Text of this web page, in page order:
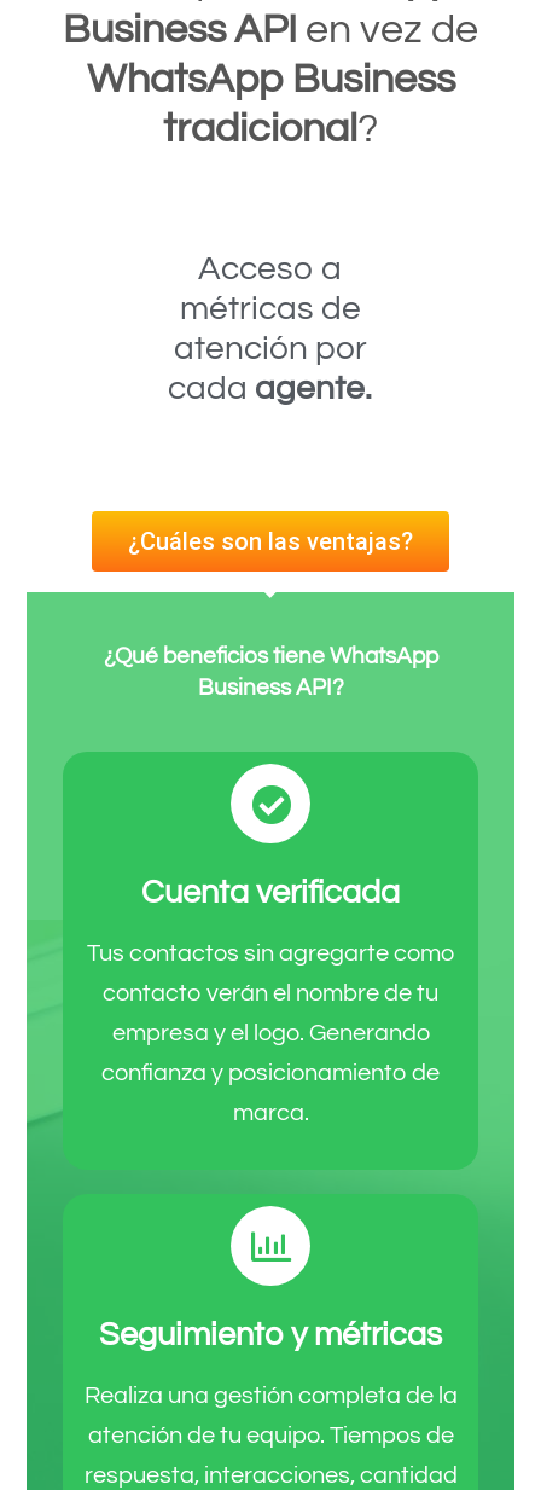
Business API en vez de
WhatsApp Business
tradicional ?
Acceso a
métricas de
atención por
cada agente.
¿Cuáles son las ventajas?
¿Qué beneficios tiene WhatsApp
Business API?
Cuenta verificada
Tus contactos sin agregarte como
contacto verán el nombre de tu
empresa y el logo. Generando
confianza y posicionamiento de
marca.
Seguimiento y métricas
Realiza una gestión completa de la
atención de tu equipo. Tiempos de
respuesta, interacciones, cantidad